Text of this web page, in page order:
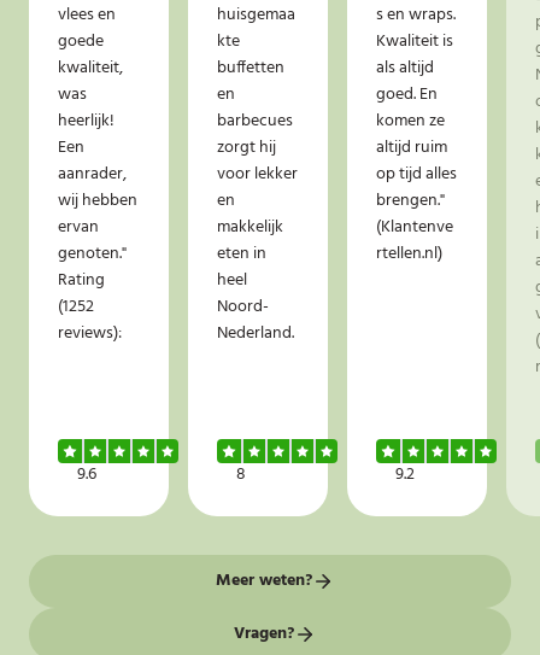
vlees en
goede
kwaliteit,
was
heerlijk!
Een
aanrader,
wij hebben
ervan
genoten."
Rating
(1252
reviews):
9.6
huisgemaa
kte
buffetten
en
barbecues
zorgt hij
voor lekker
en
makkelijk
eten in
heel
Noord-
Nederland.
8
s en wraps.
Kwaliteit is
als altijd
goed. En
komen ze
altijd ruim
op tijd alles
brengen."
(Klantenve
rtellen.nl)
9.2
Meer weten?
Vragen?